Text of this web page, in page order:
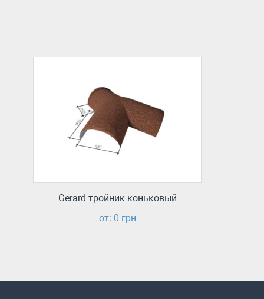
Gerard тройник коньковый
от: 0 грн